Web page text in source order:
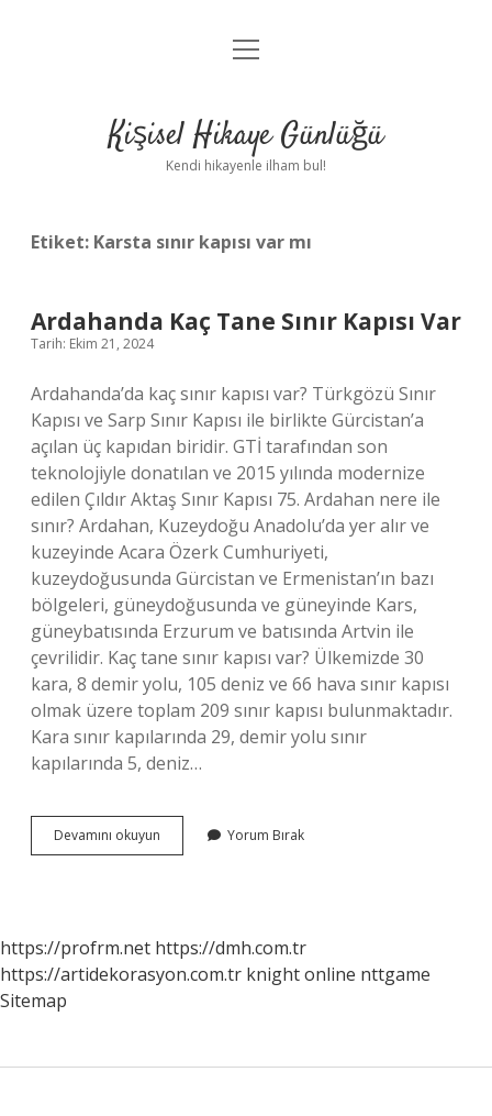
Anasayfa
Yasal Uyarı
menüyü
Kişisel Hikaye Günlüğü
Kendi hikayenle ilham bul!
Etiket: Karsta sınır kapısı var mı
Ardahanda Kaç Tane Sınır Kapısı Var
Tarih: Ekim 21, 2024
Ardahanda’da kaç sınır kapısı var? Türkgözü Sınır
Kapısı ve Sarp Sınır Kapısı ile birlikte Gürcistan’a
açılan üç kapıdan biridir. GTİ tarafından son
teknolojiyle donatılan ve 2015 yılında modernize
edilen Çıldır Aktaş Sınır Kapısı 75. Ardahan nere ile
sınır? Ardahan, Kuzeydoğu Anadolu’da yer alır ve
kuzeyinde Acara Özerk Cumhuriyeti,
kuzeydoğusunda Gürcistan ve Ermenistan’ın bazı
bölgeleri, güneydoğusunda ve güneyinde Kars,
güneybatısında Erzurum ve batısında Artvin ile
çevrilidir. Kaç tane sınır kapısı var? Ülkemizde 30
kara, 8 demir yolu, 105 deniz ve 66 hava sınır kapısı
olmak üzere toplam 209 sınır kapısı bulunmaktadır.
Kara sınır kapılarında 29, demir yolu sınır
kapılarında 5, deniz…
Devamını okuyun Ardahanda
Kaç
Yorum Bırak
https://profrm.net https://dmh.com.tr
https://artidekorasyon.com.tr knight online nttgame
Sitemap